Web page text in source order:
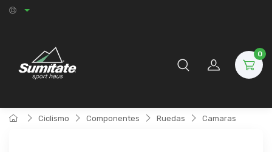
0
Ciclismo Componentes Ruedas Camaras